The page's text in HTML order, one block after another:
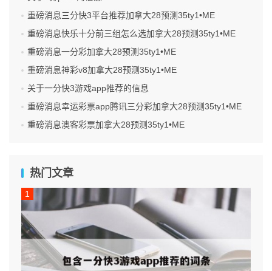
重磅消息三分快3平台推荐加拿大28预测35ty1 •ME
重磅消息快乐十分前三组怎么选加拿大28预测35ty1 •ME
重磅消息一分彩加拿大28预测35ty1 •ME
重磅消息神彩v8加拿大28预测35ty1 •ME
关于一分快3游戏app推荐的信息
重磅消息幸运彩票app腾讯三分彩加拿大28预测35ty1 •ME
重磅消息澳客彩票加拿大28预测35ty1 •ME
热门文章